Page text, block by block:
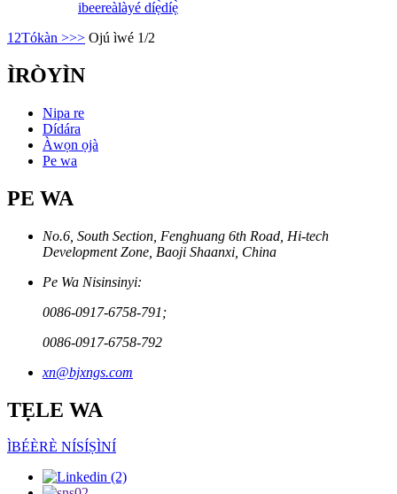
ibeereàlàyé díẹ̀díẹ̀
1 2Tókàn >>> Ojú ìwé 1/2
ÌRÒYÌN
Nipa re
Dídára
Àwọn ọjà
Pe wa
PE WA
No.6, South Section, Fenghuang 6th Road, Hi-tech
Development Zone, Baoji Shaanxi, China
Pe Wa Nisinsinyi:
0086-0917-6758-791;
0086-0917-6758-792
xn@bjxngs.com
TẸLE WA
ÌBÉÈRÈ NÍSÍṢÌNÍ